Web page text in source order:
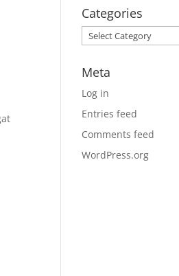
Categories
Categories
Meta
Log in
Entries feed
Comments feed
WordPress.org